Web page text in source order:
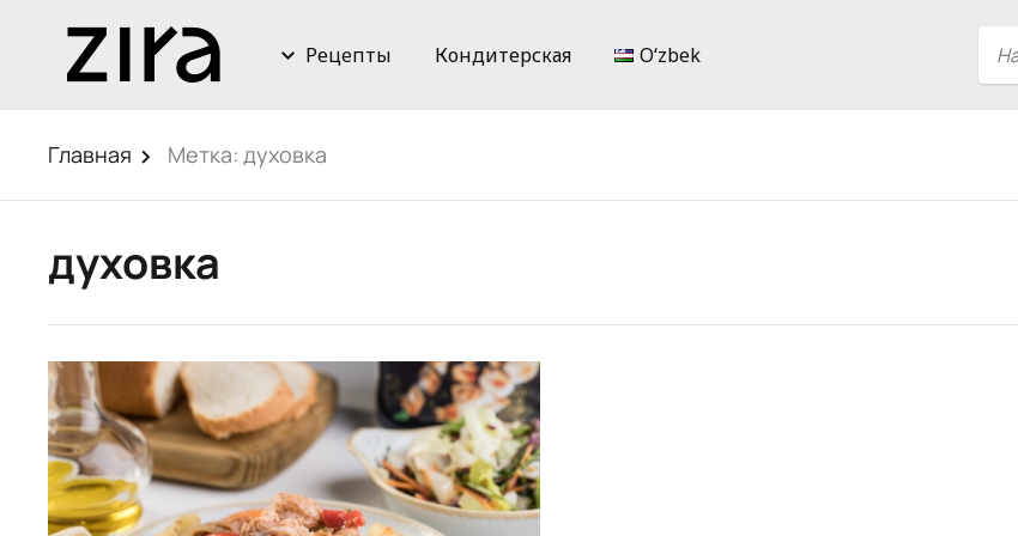
Рецепты Кондитерская Oʻzbek
Главная Метка: духовка
духовка